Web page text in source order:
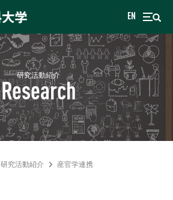
EN
研究活動紹介
Research
研究活動紹介 産官学連携